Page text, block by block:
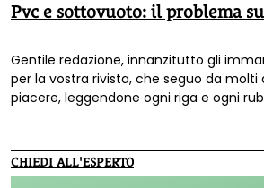
Pvc e sottovuoto: il problema
Gentile redazione, innanzitutto gli
per la vostra rivista, che seguo da molti
piacere, leggendone ogni riga e ogni
CHIEDI ALL'ESPERTO